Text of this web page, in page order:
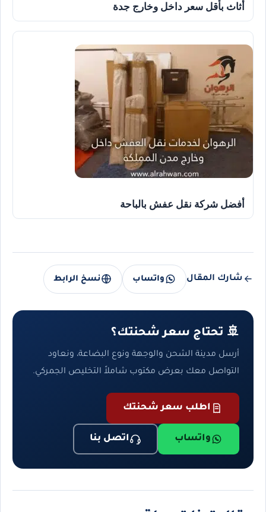
أثاث بأقل سعر داخل وخارج جدة
أفضل شركة نقل عفش بالباحة
شارك المقال واتساب نسخ الرابط
🚢 تحتاج سعر شحنتك؟
أرسل مدينة الشحن والوجهة ونوع البضاعة، ونعاود
التواصل معك بعرض مكتوب شاملاً التخليص الجمركي.
اطلب سعر شحنتك
واتساب اتصل بنا